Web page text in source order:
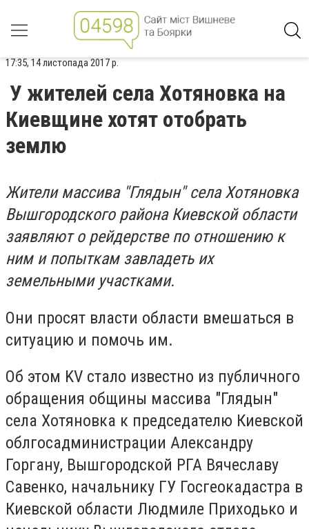
17:35, 14 листопада 2017 р.
У жителей села Хотяновка на
Киевщине хотят отобрать
землю
Жители массива "Глядын" села Хотяновка
Вышгородского района Киевской области
заявляют о рейдерстве по отношению к
ним и попыткам завладеть их
земельными участками.
Они просят власти области вмешаться в
ситуацию и помочь им.
Об этом KV стало известно из публичного
обращения общины массива "Глядын"
села Хотяновка к председателю Киевской
облгосадминистрации Александру
Горгану, Вышгородской РГА Вячеславу
Савенко, начальнику ГУ Госгеокадастра в
Киевской области Людмиле Приходько и